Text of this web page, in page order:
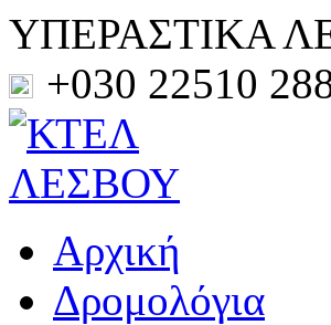
ΥΠΕΡΑΣΤΙΚΑ
+030 22510
Αρχική
Δρομολόγια